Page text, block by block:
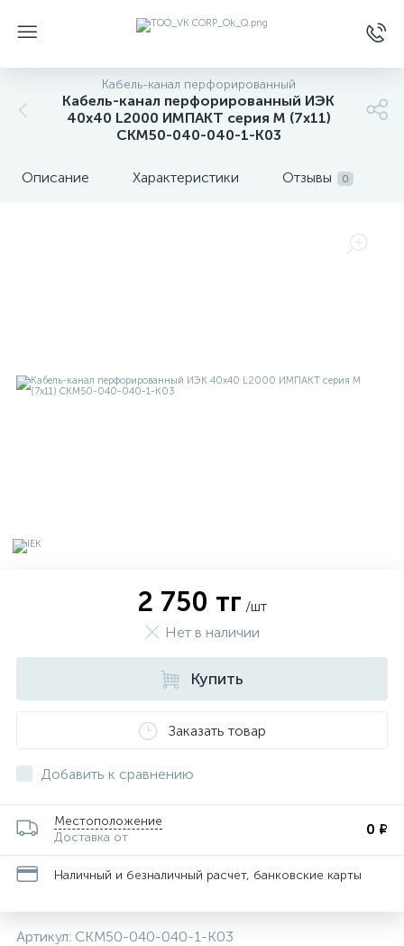
Кабель-канал перфорированный
Кабель-канал перфорированный ИЭК
40х40 L2000 ИМПАКТ серия М (7х11)
CKM50-040-040-1-K03
Описание Характеристики Отзывы 0
2 750 тг /шт
Нет в наличии
Купить
Заказать товар
Добавить к сравнению
Местоположение
Доставка от
0 ₽
Наличный и безналичный расчет, банковские карты
Артикул: CKM50-040-040-1-K03